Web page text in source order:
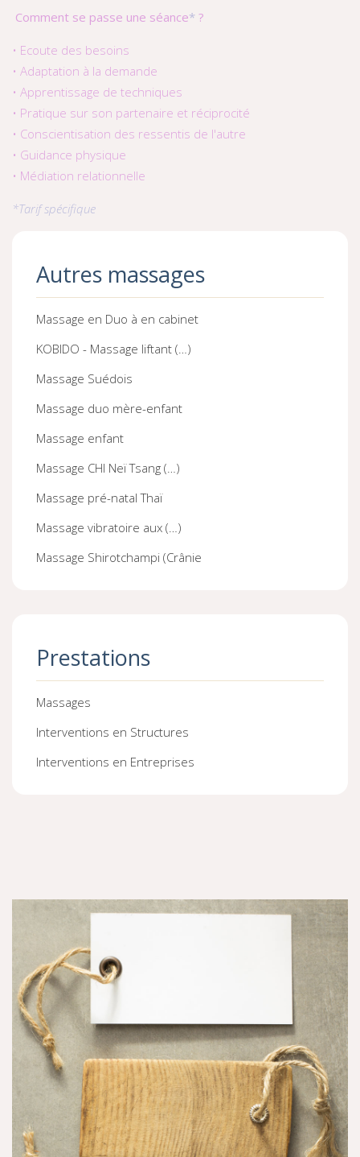
Comment se passe une séance* ?
• Ecoute des besoins
• Adaptation à la demande
• Apprentissage de techniques
• Pratique sur son partenaire et réciprocité
• Conscientisation des ressentis de l'autre
• Guidance physique
• Médiation relationnelle
*Tarif spécifique
Autres massages
Massage en Duo à en cabinet
KOBIDO - Massage liftant (…)
Massage Suédois
Massage duo mère-enfant
Massage enfant
Massage CHI Neï Tsang (…)
Massage pré-natal Thaï
Massage vibratoire aux (…)
Massage Shirotchampi (Crânie
Prestations
Massages
Interventions en Structures
Interventions en Entreprises